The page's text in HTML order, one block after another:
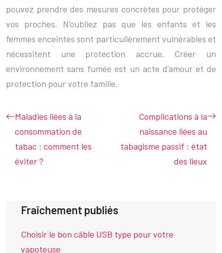
pouvez prendre des mesures concrètes pour protéger
vos proches. N’oubliez pas que les enfants et les
femmes enceintes sont particulièrement vulnérables et
nécessitent une protection accrue. Créer un
environnement sans fumée est un acte d’amour et de
protection pour votre famille.
Maladies liées à la
consommation de
tabac : comment les
éviter ?
Complications à la
naissance liées au
tabagisme passif : état
des lieux
Fraîchement publiés
Choisir le bon câble USB type pour votre
vapoteuse